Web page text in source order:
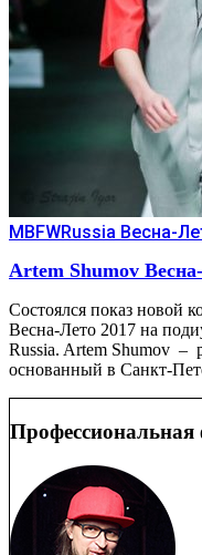
MBFWRussia Весна-
Artem Shumov
Состоялся показ новой
Весна-Лето 2017 на
Russia. Artem Shumov –
основанный в Санкт-
Профессиональная